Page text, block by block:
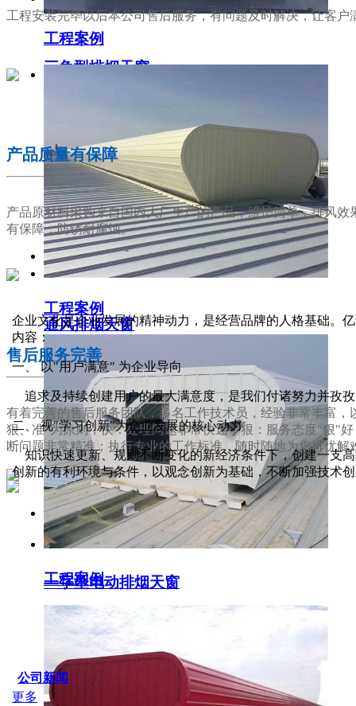
三角型排烟天窗
通风排烟天窗
一字型电动排烟天窗
工程案例
工程案例
工程案例
工程安装完毕以后本公司售后服务，有问题及时解决，让客户
产品质量有保障
产品原材料采购来自国内大厂生产的产品，维护简单，排风效
有保障，防锈耐腐蚀。
03
售后服务完善
有着完善的售后服务团队，多名工作技术员，经验非常丰富，
狠、准"为原则，快：处理问题非常快速；狠：服务态度"狠"
断问题非常精准；执行专业的工作标准，随时随地为您排忧解
企业文化是企业发展的精神动力，是经营品牌的人格基础。
内容：
一、 以"用户满意" 为企业导向
追求及持续创建用户的最大满意度，是我们付诸努力并孜
二、 视"学习创新"为企业发展的核心动力
知识快速更新、规则不断变化的新经济条件下，创建一支
创新的有利环境与条件，以观念创新为基础，不断加强技术
公司新闻
更多